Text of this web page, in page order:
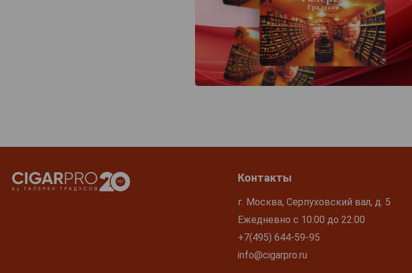
Контакты
г. Москва, Серпуховский вал, д. 5
Ежедневно с 10:00 до 22:00
+7(495) 644-59-95
info@cigarpro.ru